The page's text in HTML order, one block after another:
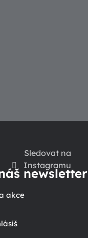
Sledovat na
Instagramu
newsletter
akce